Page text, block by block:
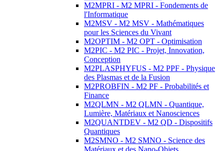
M2MPRI - M2 MPRI - Fondements de
l'Informatique
M2MSV - M2 MSV - Mathématiques
pour les Sciences du Vivant
M2OPTIM - M2 OPT - Optimisation
M2PIC - M2 PIC - Projet, Innovation,
Conception
M2PLASPHYFUS - M2 PPF - Physique
des Plasmas et de la Fusion
M2PROBFIN - M2 PF - Probabilités et
Finance
M2QLMN - M2 QLMN - Quantique,
Lumière, Matériaux et Nanosciences
M2QUANTDEV - M2 QD - Dispositifs
Quantiques
M2SMNO - M2 SMNO - Science des
Matériaux et des Nano-Objets